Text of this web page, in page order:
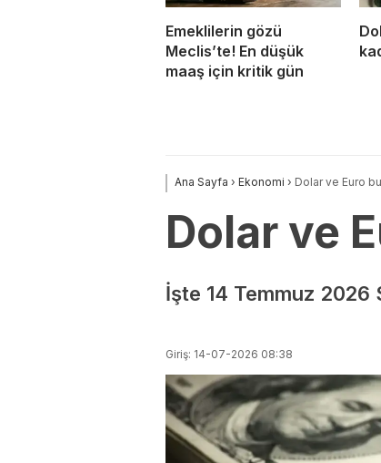
Emeklilerin gözü
Meclis’te! En düşük
maaş için kritik gün
Ana Sayfa › Ekonomi › Dolar ve Euro
Dolar ve
İşte 14 Temmuz 2026
Giriş: 14-07-2026 08:38